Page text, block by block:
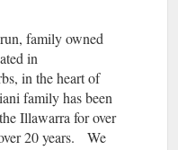
family owned
in
in the heart of
family has been
Illawarra for over
20 years. We